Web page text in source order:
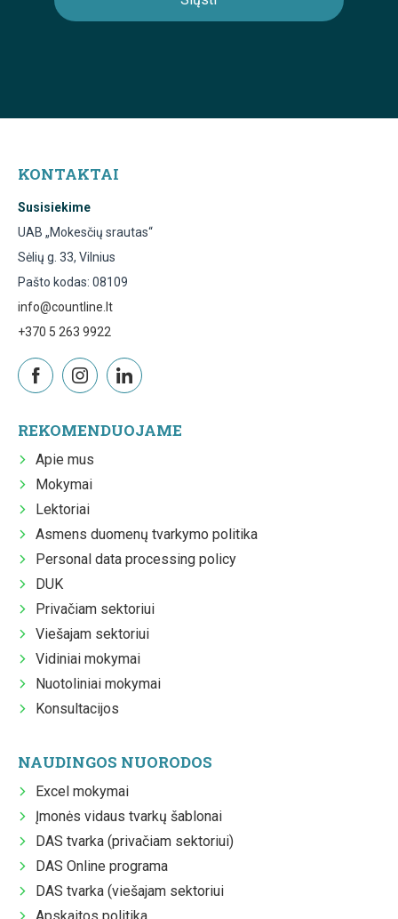
KONTAKTAI
Susisiekime
UAB „Mokesčių srautas“
Sėlių g. 33, Vilnius
Pašto kodas: 08109
info@countline.lt
+370 5 263 9922
REKOMENDUOJAME
Apie mus
Mokymai
Lektoriai
Asmens duomenų tvarkymo politika
Personal data processing policy
DUK
Privačiam sektoriui
Viešajam sektoriui
Vidiniai mokymai
Nuotoliniai mokymai
Konsultacijos
NAUDINGOS NUORODOS
Excel mokymai
Įmonės vidaus tvarkų šablonai
DAS tvarka (privačiam sektoriui)
DAS Online programa
DAS tvarka (viešajam sektoriui